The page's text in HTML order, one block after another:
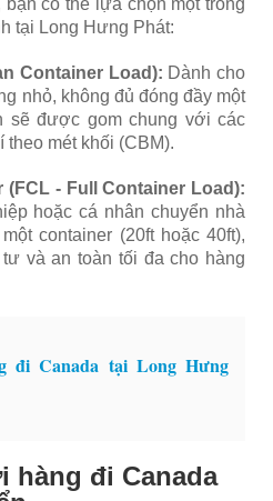
tại Long Hưng Phát:
Container Load): Dành cho
nhỏ, không đủ đóng đầy một
sẽ được gom chung với các
theo mét khối (CBM).
(FCL - Full Container Load):
hoặc cá nhân chuyển nhà
container (20ft hoặc 40ft),
và an toàn tối đa cho hàng
đi Canada tại Long Hưng
hàng đi Canada